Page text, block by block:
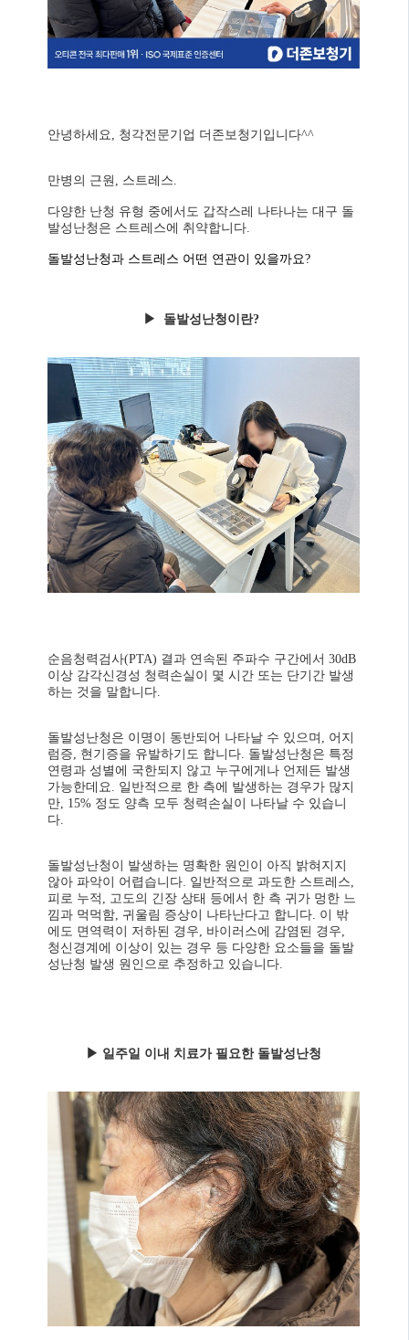
안녕하세요, 청각전문기업 더존보청기입니다^^
만병의 근원, 스트레스.
다양한 난청 유형 중에서도 갑작스레 나타나는 대구 돌
발성난청은 스트레스에 취약합니다.
돌발성난청과 스트레스 어떤 연관이 있을까요?
▶ 돌발성난청이란?
순음청력검사(PTA) 결과 연속된 주파수 구간에서 30dB
이상 감각신경성 청력손실이 몇 시간 또는 단기간 발생
하는 것을 말합니다.
돌발성난청은 이명이 동반되어 나타날 수 있으며, 어지
럼증, 현기증을 유발하기도 합니다. 돌발성난청은 특정
연령과 성별에 국한되지 않고 누구에게나 언제든 발생
가능한데요. 일반적으로 한 측에 발생하는 경우가 많지
만, 15% 정도 양측 모두 청력손실이 나타날 수 있습니
다.
돌발성난청이 발생하는 명확한 원인이 아직 밝혀지지
않아 파악이 어렵습니다. 일반적으로 과도한 스트레스,
피로 누적, 고도의 긴장 상태 등에서 한 측 귀가 멍한 느
낌과 먹먹함, 귀울림 증상이 나타난다고 합니다. 이 밖
에도 면역력이 저하된 경우, 바이러스에 감염된 경우,
청신경계에 이상이 있는 경우 등 다양한 요소들을 돌발
성난청 발생 원인으로 추정하고 있습니다.
▶ 일주일 이내 치료가 필요한 돌발성난청